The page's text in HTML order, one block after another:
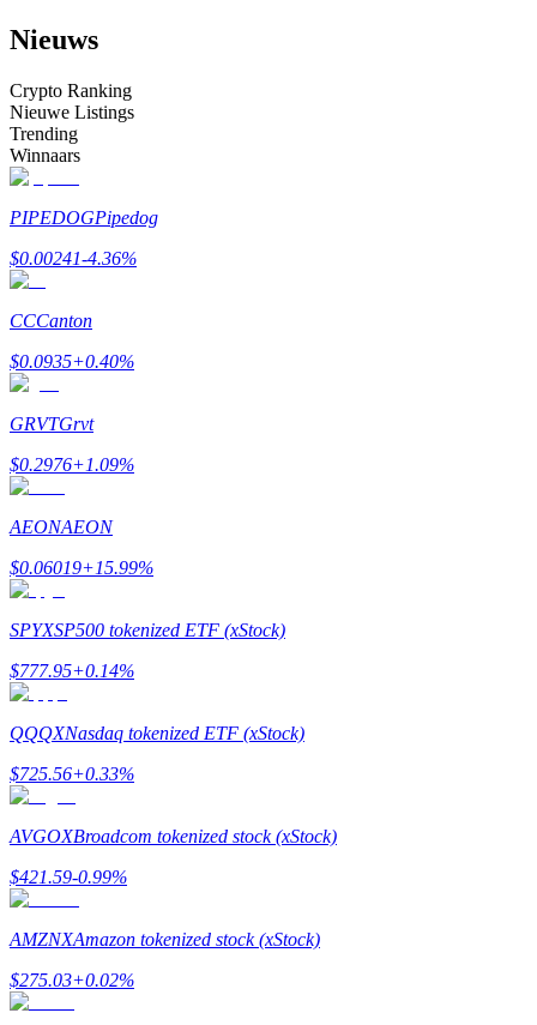
Informatie
Gids
Futures-startgids
Handelsstrategieën
Leer hoe u winstgevend kunt blijven
Nieuws
Crypto Ranking
Nieuwe Listings
Trending
Winnaars
PIPEDOGPipedog
$0.00241-4.36%
CCCanton
$0.0935+0.40%
GRVTGrvt
$0.2976+1.09%
AEONAEON
$0.06019+15.99%
SPYXSP500 tokenized ETF (xStock)
$777.95+0.14%
QQQXNasdaq tokenized ETF (xStock)
$725.56+0.33%
AVGOXBroadcom tokenized stock (xStock)
$421.59-0.99%
AMZNXAmazon tokenized stock (xStock)
$275.03+0.02%